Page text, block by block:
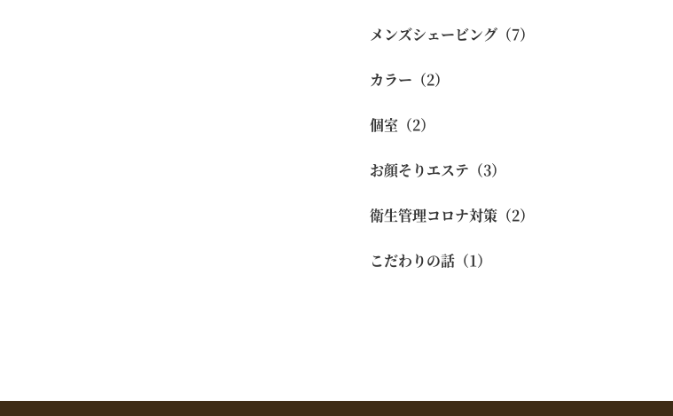
メンズシェービング（7）
カラー（2）
個室（2）
お顔そりエステ（3）
衛生管理コロナ対策（2）
こだわりの話（1）